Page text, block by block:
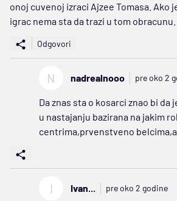
onoj cuvenoj izraci Ajzee Tomasa. Ako
igrac nema sta da trazi u tom obracunu.
Odgovori
N nadrealnooo pre oko 2
Da znas sta o kosarci znao bi da
u nastajanju bazirana na jakim
centrima,prvenstveno
I Ivan... pre oko 2 godine